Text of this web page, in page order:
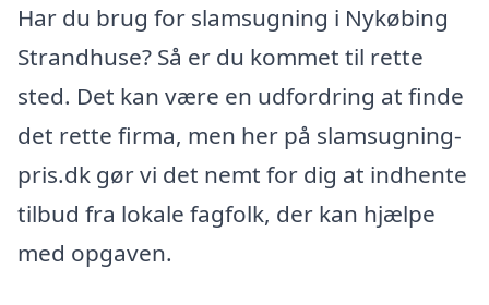
Har du brug for slamsugning i Nykøbing
Strandhuse? Så er du kommet til rette
sted. Det kan være en udfordring at finde
det rette firma, men her på slamsugning-
pris.dk gør vi det nemt for dig at indhente
tilbud fra lokale fagfolk, der kan hjælpe
med opgaven.